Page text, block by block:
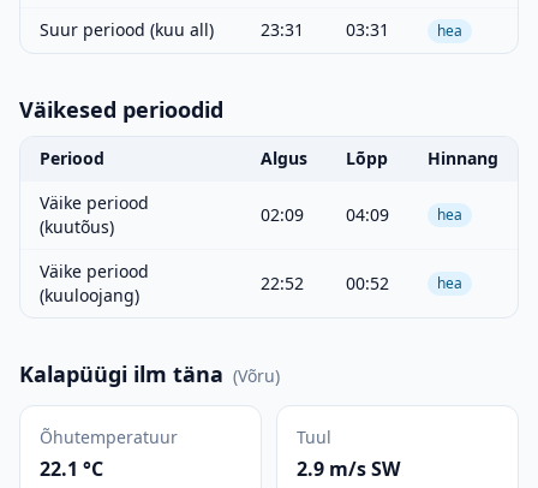
Suur periood (kuu all) 23:31 03:31 hea
Väikesed perioodid
Periood Algus Lõpp
Hinnang
Väike periood
(kuutõus)
02:09 04:09 hea
Väike periood
(kuuloojang)
22:52 00:52 hea
Kalapüügi ilm täna (Võru)
Õhutemperatuur
22.1 °C
Tuul
2.9 m/s SW